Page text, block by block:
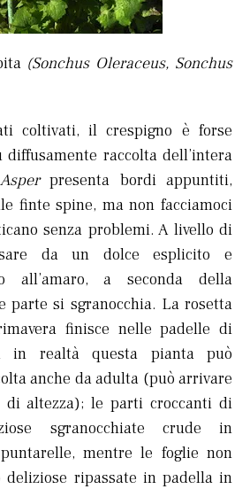
(Sonchus Oleraceus, Sonchus
coltivati, il crespigno è forse
diffusamente raccolta dell’intera
Asperpresenta bordi appuntiti,
finte spine, ma non facciamoci
senza problemi. A livello di
da un dolce esplicito e
all’amaro, a seconda della
parte si sgranocchia. La rosetta
finisce nelle padelle di
in realtà questa pianta può
anche da adulta (può arrivare
di altezza); le parti croccanti di
sgranocchiate crude in
mentre le foglie non
deliziose ripassate in padella in